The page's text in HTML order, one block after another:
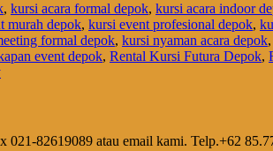
, kursi acara formal depok, kursi acara indoor
murah depok, kursi event profesional depok,
formal depok, kursi nyaman acara depok,
event depok, Rental Kursi Futura Depok,
021-82619089 atau email kami. Telp.+62